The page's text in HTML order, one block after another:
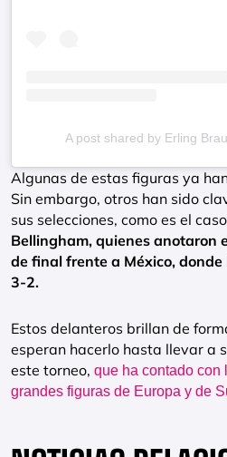
A post shared by Erling
Algunas de estas figuras ya
Sin embargo, otros han sido
sus selecciones, como es el
Bellingham, quienes anotaron
de final frente a México,
3-2.
Estos delanteros brillan de
esperan hacerlo hasta llevar a
este torneo, que ha contado con
grandes figuras de Europa y de